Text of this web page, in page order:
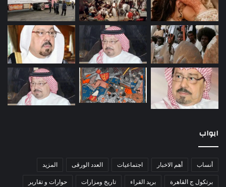
ابواب
أنساب أهم الاخبار اجتماعيات العدد الورقى المزيد
برتكول ج القاهرة بريد القراء تاريخ ومزارات حوارات و تقارير